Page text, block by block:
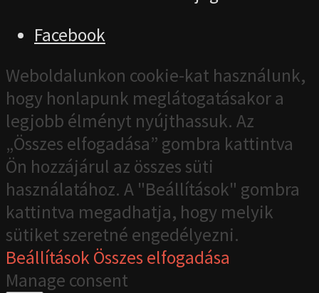
Facebook
Weboldalunkon cookie-kat használunk,
hogy honlapunk meglátogatásakor a
legjobb élményt nyújthassuk. Az
„Összes elfogadása” gombra kattintva
Ön hozzájárul az összes süti
használatához. A "Beállítások" gombra
kattintva megadhatja, hogy melyik
sütiket szeretné engedélyezni.
BeállításokÖsszes elfogadása
Manage consent